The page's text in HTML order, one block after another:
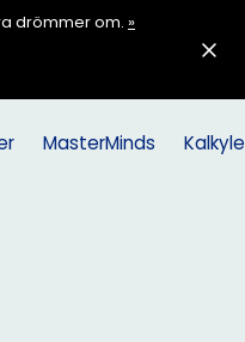
drömmer om. »
MasterMinds